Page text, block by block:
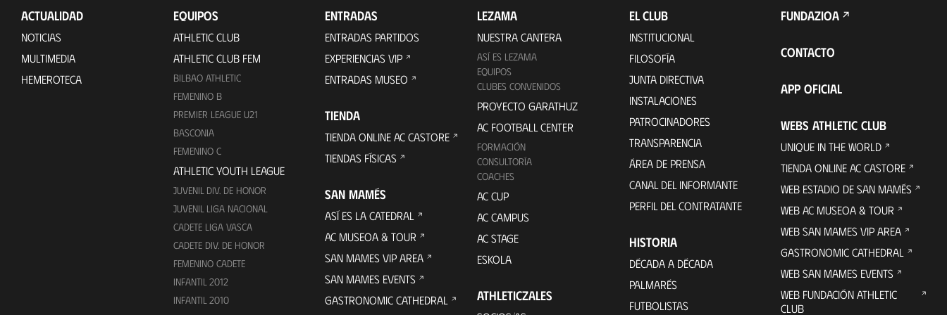
ACTUALIDAD
NOTICIAS
MULTIMEDIA
HEMEROTECA
EQUIPOS
ATHLETIC CLUB
ATHLETIC CLUB FEM
BILBAO ATHLETIC
FEMENINO B
PREMIER LEAGUE U21
BASCONIA
FEMENINO C
ATHLETIC YOUTH LEAGUE
JUVENIL DIV. DE HONOR
JUVENIL LIGA NACIONAL
CADETE LIGA VASCA
CADETE DIV. DE HONOR
FEMENINO CADETE
INFANTIL 2012
INFANTIL 2010
ENTRADAS
ENTRADAS PARTIDOS
EXPERIENCIAS VIP
ENTRADAS MUSEO
TIENDA
TIENDA ONLINE AC CASTORE
TIENDAS FÍSICAS
SAN MAMÉS
ASÍ ES LA CATEDRAL
AC MUSEOA & TOUR
SAN MAMES VIP AREA
SAN MAMES EVENTS
GASTRONOMIC CATHEDRAL
LEZAMA
NUESTRA CANTERA
ASÍ ES LEZAMA
EQUIPOS
CLUBES CONVENIDOS
PROYECTO GARATHUZ
AC FOOTBALL CENTER
FORMACIÓN
CONSULTORÍA
COACHES
AC CUP
AC CAMPUS
AC STAGE
ESKOLA
ATHLETICZALES
EL CLUB
INSTITUCIONAL
FILOSOFÍA
JUNTA DIRECTIVA
INSTALACIONES
PATROCINADORES
TRANSPARENCIA
ÁREA DE PRENSA
CANAL DEL INFORMANTE
PERFIL DEL CONTRATANTE
HISTORIA
DÉCADA A DÉCADA
PALMARÉS
FUTBOLISTAS
FUNDAZIOA
CONTACTO
APP OFICIAL
WEBS ATHLETIC CLUB
UNIQUE IN THE WORLD
TIENDA ONLINE AC CASTORE
WEB ESTADIO DE SAN MAMÉS
WEB AC MUSEOA & TOUR
WEB SAN MAMES VIP AREA
GASTRONOMIC CATHEDRAL
WEB SAN MAMES EVENTS
WEB FUNDACIÓN ATHLETIC
CLUB